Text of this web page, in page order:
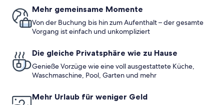
CathedralMehr gemeinsame Momente
Von der Buchung bis hin zum Aufenthalt – der gesamte
Vorgang ist einfach und unkompliziert
Die gleiche Privatsphäre wie zu Hause
Genieße Vorzüge wie eine voll ausgestattete Küche,
Waschmaschine, Pool, Garten und mehr
Mehr Urlaub für weniger Geld